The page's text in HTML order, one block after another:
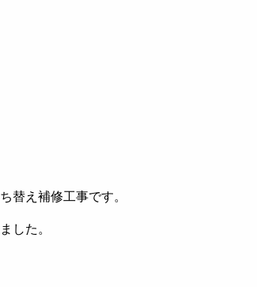
替え補修工事です。
した。